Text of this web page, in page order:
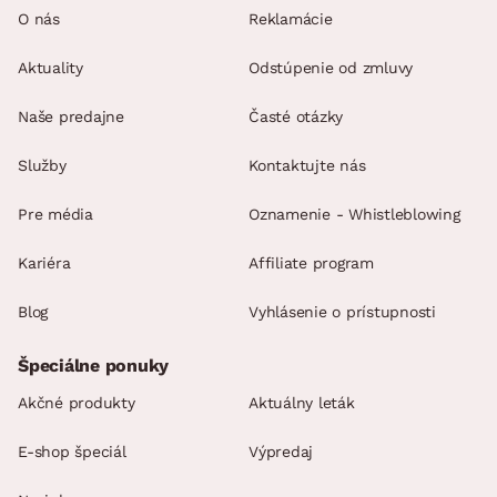
O nás
Aktuality
Naše predajne
Služby
Pre média
Kariéra
Blog
Reklamácie
Odstúpenie od zmluvy
Časté otázky
Kontaktujte nás
Oznamenie - Whistleblowing
Affiliate program
Vyhlásenie o prístupnosti
Špeciálne ponuky
Akčné produkty Aktuálny leták
E-shop špeciál Výpredaj